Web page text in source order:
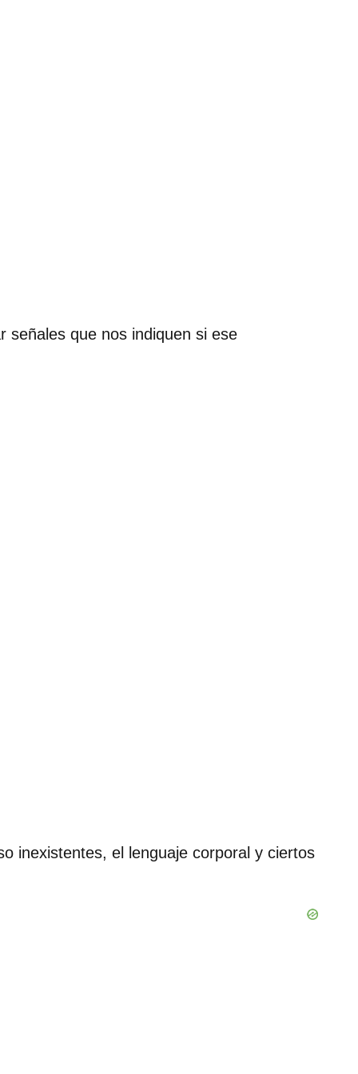
señales que nos indiquen si ese
inexistentes, el lenguaje corporal y ciertos